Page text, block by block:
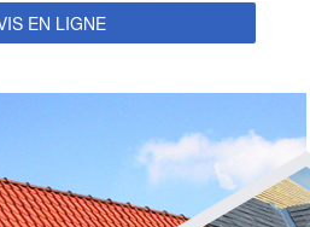
EN LIGNE